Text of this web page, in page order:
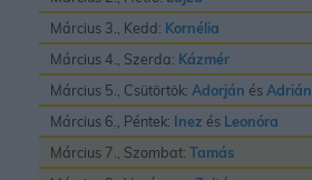
Március 3., Kedd: Kornélia
Március 4., Szerda: Kázmér
Március 5., Csütörtök: Adorján ésAdrián
Március 6., Péntek: Inez és Leonóra
Március 7., Szombat: Tamás